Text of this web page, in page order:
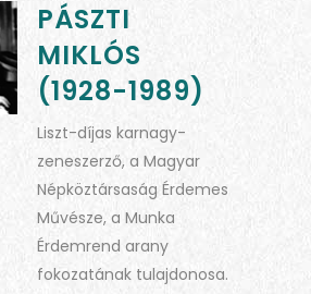
PÁSZTI
MIKLÓS
(1928-1989)
Liszt-díjas karnagy-
zeneszerző, a Magyar
Népköztársaság Érdemes
Művésze, a Munka
Érdemrend arany
fokozatának tulajdonosa.